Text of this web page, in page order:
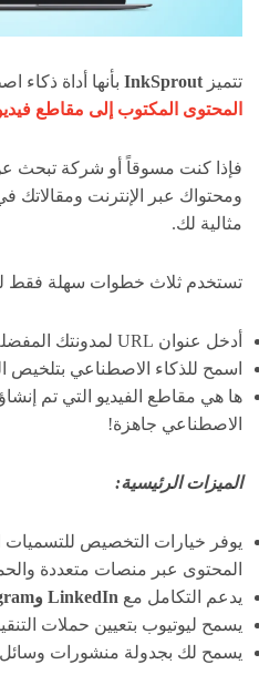
تتميز InkSprout بأنها أداة
المحتوى المكتوب إلى مقاطع
فإذا كنت مسوقاً أو شركة تبحث
ومحتواك عبر الإنترنت ومقالاتك
مثالية لك.
تستخدم ثلاث خطوات سهلة فقط
أدخل عنوان URL لمدونتك المفضلة.
اسمح للذكاء الاصطناعي بتلخيص
ها هي مقاطع الفيديو التي تم
الاصطناعي جاهزة!
الميزات الرئيسية:
يوفر خيارات التخصيص للتسميات
المحتوى عبر منصات متعددة
يدعم التكامل مع LinkedIn وInstagram وFacebook.
يسمح ليوتيوب بتعيين حملات
يسمح لك بجدولة منشورات وسائل